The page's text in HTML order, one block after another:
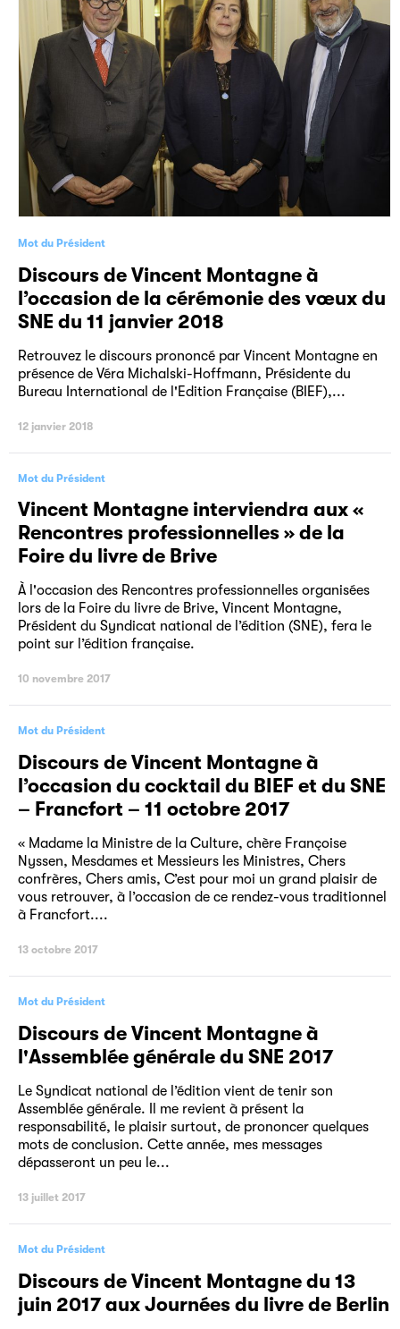
Mot du Président
Discours de Vincent Montagne à
l’occasion de la cérémonie des vœux du
SNE du 11 janvier 2018
Retrouvez le discours prononcé par Vincent Montagne en
présence de Véra Michalski-Hoffmann, Présidente du
Bureau International de l'Edition Française (BIEF),...
12 janvier 2018
Mot du Président
Vincent Montagne interviendra aux «
Rencontres professionnelles » de la
Foire du livre de Brive
À l'occasion des Rencontres professionnelles organisées
lors de la Foire du livre de Brive, Vincent Montagne,
Président du Syndicat national de l’édition (SNE), fera le
point sur l’édition française.
10 novembre 2017
Mot du Président
Discours de Vincent Montagne à
l’occasion du cocktail du BIEF et du SNE
– Francfort – 11 octobre 2017
« Madame la Ministre de la Culture, chère Françoise
Nyssen, Mesdames et Messieurs les Ministres, Chers
confrères, Chers amis, C’est pour moi un grand plaisir de
vous retrouver, à l’occasion de ce rendez-vous traditionnel
à Francfort....
13 octobre 2017
Mot du Président
Discours de Vincent Montagne à
l'Assemblée générale du SNE 2017
Le Syndicat national de l’édition vient de tenir son
Assemblée générale. Il me revient à présent la
responsabilité, le plaisir surtout, de prononcer quelques
mots de conclusion. Cette année, mes messages
dépasseront un peu le...
13 juillet 2017
Mot du Président
Discours de Vincent Montagne du 13
juin 2017 aux Journées du livre de Berlin